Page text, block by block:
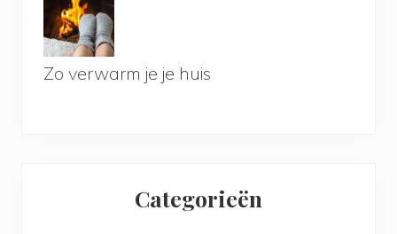
Zo verwarm je je huis
Categorieën